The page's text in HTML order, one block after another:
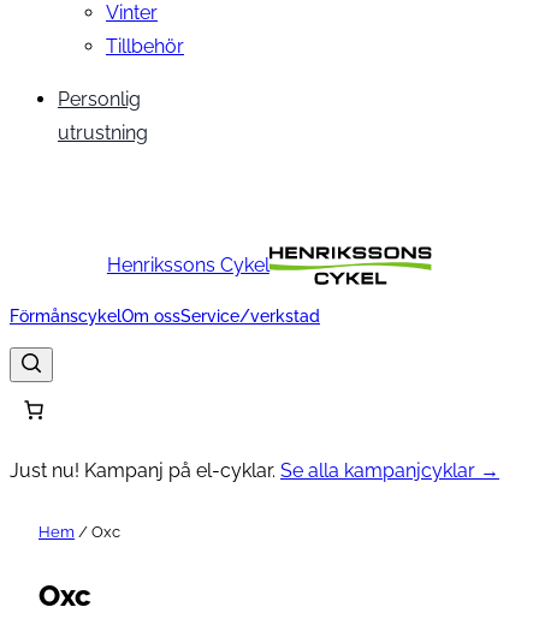
Vinter
Tillbehör
Personlig
utrustning
Henrikssons Cykel
FörmånscykelOm ossService/verkstad
Just nu! Kampanj på el-cyklar. Se alla kampanjcyklar →
Hem / Oxc
Oxc